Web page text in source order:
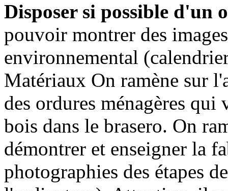
Disposer si possible d'un
pouvoir montrer des
environnemental
Matériaux On ramène sur
des ordures ménagères qui
bois dans le brasero. On
démontrer et enseigner la
photographies des étapes